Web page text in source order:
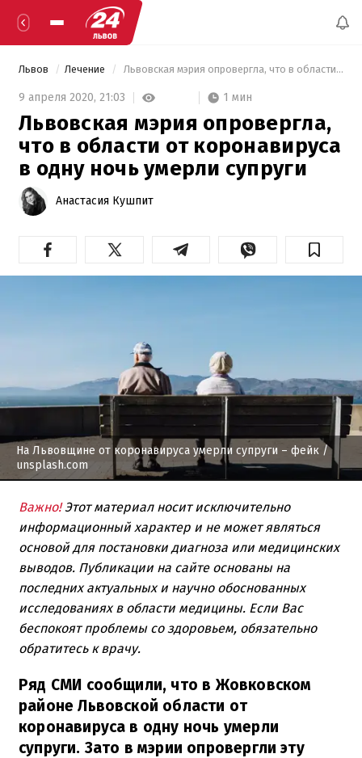
Львов Лечение Львовская мэрия опровергла, что в области от коронавируса в одну ночь умерли супруги
9 апреля 2020, 21:03 1 мин
Львовская мэрия опровергла,
что в области от коронавируса
в одну ночь умерли супруги
Анастасия Кушпит
На Львовщине от коронавируса умерли супруги – фейк /
unsplash.com
Важно!Этот материал носит исключительно
информационный характер и не может являться
основой для постановки диагноза или медицинских
выводов. Публикации на сайте основаны на
последних актуальных и научно обоснованных
исследованиях в области медицины. Если Вас
беспокоят проблемы со здоровьем, обязательно
обратитесь к врачу.
Ряд СМИ сообщили, что в Жовковском
районе Львовской области от
коронавируса в одну ночь умерли
супруги. Зато в мэрии опровергли эту